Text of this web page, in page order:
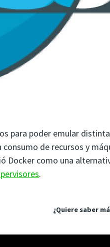
para poder emular
de recursos y
Docker como una
.
¿Quiere saber